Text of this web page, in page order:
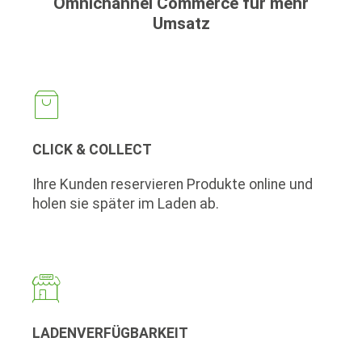
Umsatz
CLICK & COLLECT
Ihre Kunden reservieren Produkte online und
holen sie später im Laden ab.
LADENVERFÜGBARKEIT